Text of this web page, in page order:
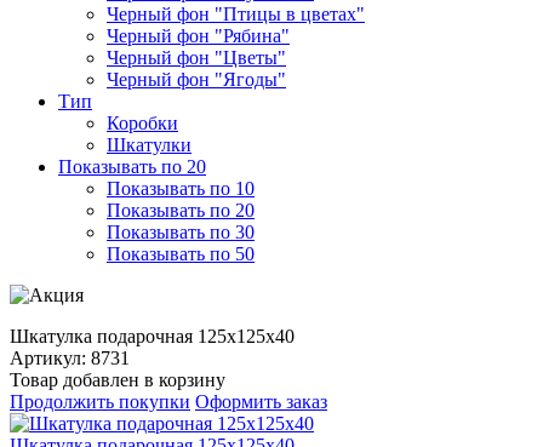
Черный фон "Птицы в цветах"
Черный фон "Рябина"
Черный фон "Цветы"
Черный фон "Ягоды"
Тип
Коробки
Шкатулки
Показывать по 20
Показывать по 10
Показывать по 20
Показывать по 30
Показывать по 50
Шкатулка подарочная 125х125х40
Артикул: 8731
Товар добавлен в корзину
Продолжить покупки Оформить заказ